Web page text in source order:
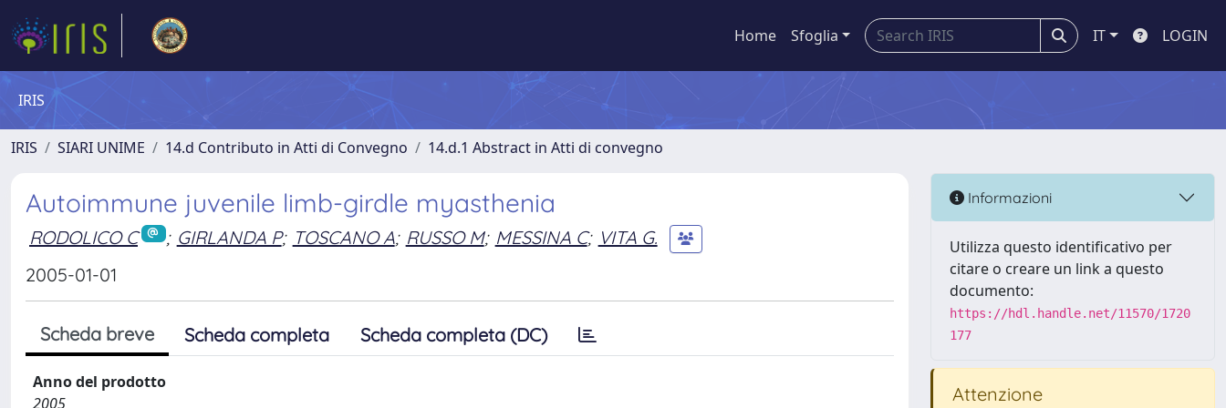
Home Sfoglia IT LOGIN
IRIS
IRIS SIARI UNIME 14.d Contributo in Atti di Convegno 14.d.1 Abstract in Atti di convegno
Autoimmune juvenile limb-girdle myasthenia
RODOLICO C ; GIRLANDA P; TOSCANO A; RUSSO M; MESSINA C; VITA G.
2005-01-01
Scheda breve Scheda completa Scheda completa (DC)
Anno del prodotto
2005
Informazioni
Utilizza questo identificativo per
citare o creare un link a questo
documento:
https://hdl.handle.net/11570/1720
177
Attenzione